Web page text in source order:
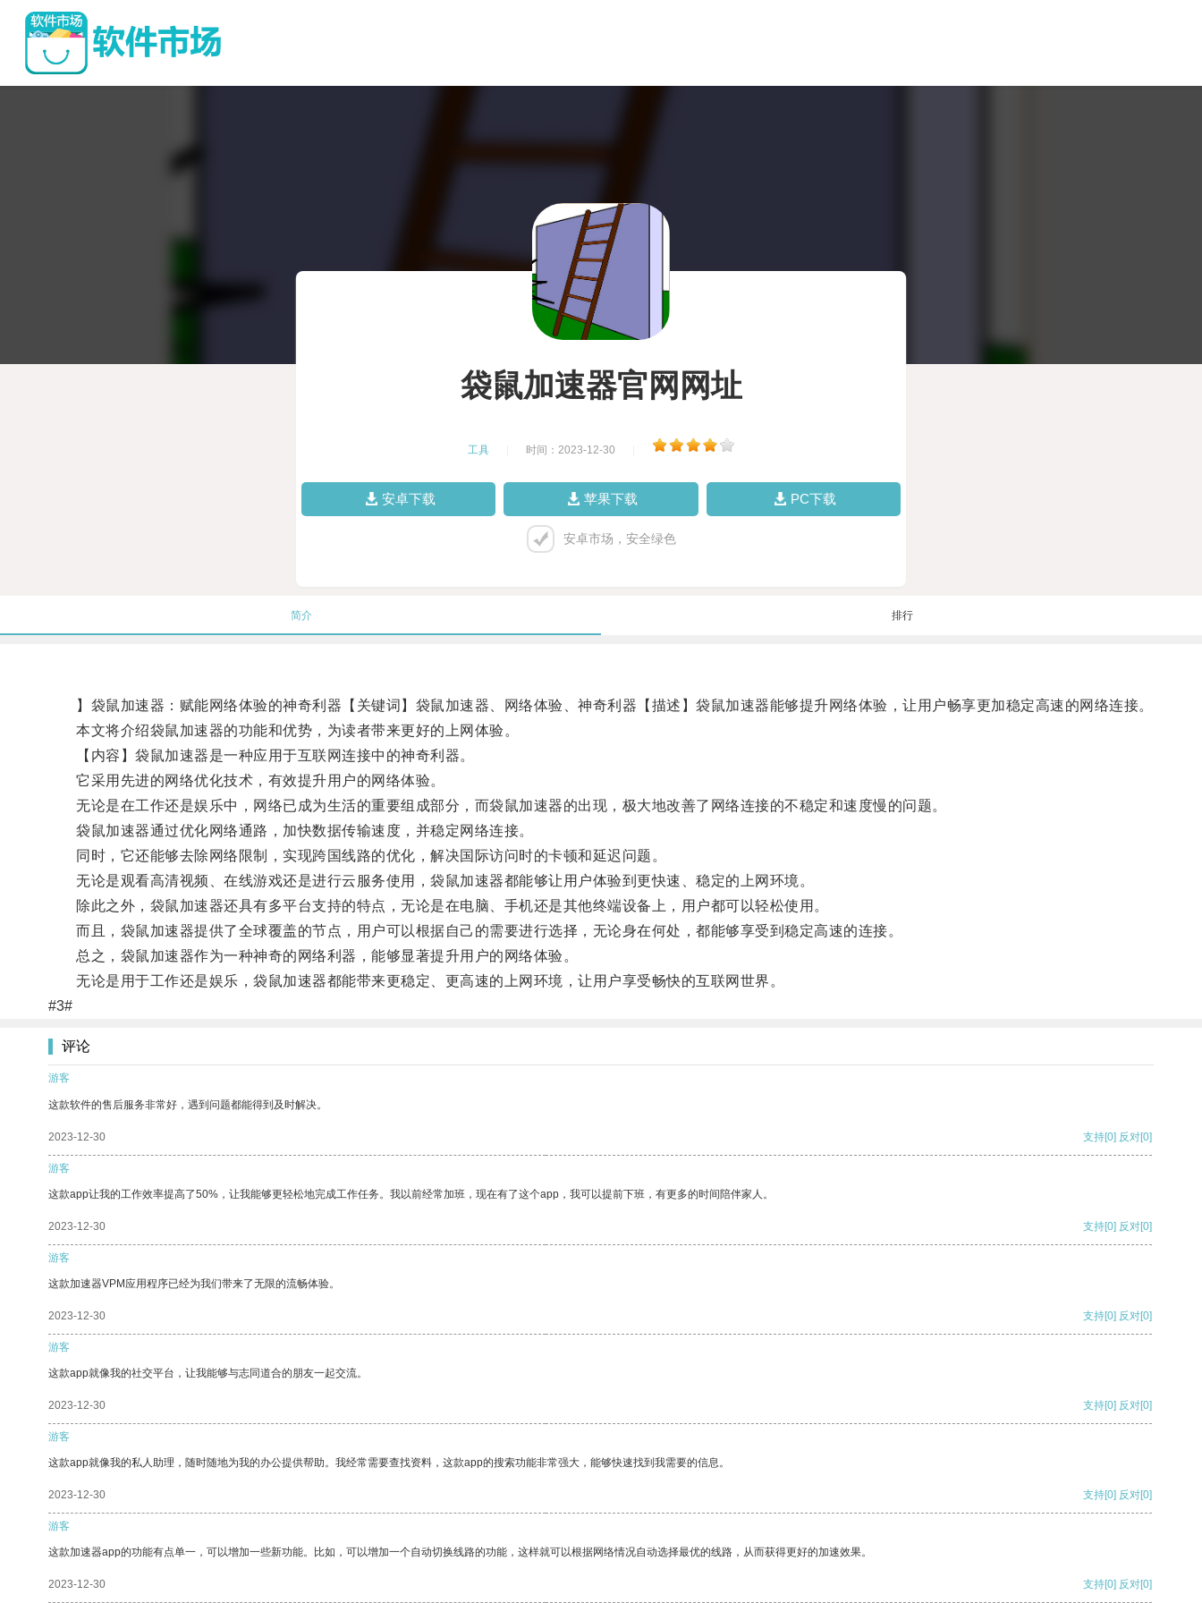
袋鼠加速器官网网址
工具 时间：2023-12-30
安卓下载 苹果下载 PC下载
安卓市场，安全绿色
简介 排行
】袋鼠加速器：赋能网络体验的神奇利器【关键词】袋鼠加速器、网络体验、神奇利器【描述】袋鼠加速器能够提升网络体验，让用户畅享更加稳定高速的网络连接。
本文将介绍袋鼠加速器的功能和优势，为读者带来更好的上网体验。
【内容】袋鼠加速器是一种应用于互联网连接中的神奇利器。
它采用先进的网络优化技术，有效提升用户的网络体验。
无论是在工作还是娱乐中，网络已成为生活的重要组成部分，而袋鼠加速器的出现，极大地改善了网络连接的不稳定和速度慢的问题。
袋鼠加速器通过优化网络通路，加快数据传输速度，并稳定网络连接。
同时，它还能够去除网络限制，实现跨国线路的优化，解决国际访问时的卡顿和延迟问题。
无论是观看高清视频、在线游戏还是进行云服务使用，袋鼠加速器都能够让用户体验到更快速、稳定的上网环境。
除此之外，袋鼠加速器还具有多平台支持的特点，无论是在电脑、手机还是其他终端设备上，用户都可以轻松使用。
而且，袋鼠加速器提供了全球覆盖的节点，用户可以根据自己的需要进行选择，无论身在何处，都能够享受到稳定高速的连接。
总之，袋鼠加速器作为一种神奇的网络利器，能够显著提升用户的网络体验。
无论是用于工作还是娱乐，袋鼠加速器都能带来更稳定、更高速的上网环境，让用户享受畅快的互联网世界。
#3#
评论
游客
这款软件的售后服务非常好，遇到问题都能得到及时解决。
2023-12-30 支持[0] 反对[0]
游客
这款app让我的工作效率提高了50%，让我能够更轻松地完成工作任务。我以前经常加班，现在有了这个app，我可以提前下班，有更多的时间陪伴家人。
2023-12-30 支持[0] 反对[0]
游客
这款加速器VPM应用程序已经为我们带来了无限的流畅体验。
2023-12-30 支持[0] 反对[0]
游客
这款app就像我的社交平台，让我能够与志同道合的朋友一起交流。
2023-12-30 支持[0] 反对[0]
游客
这款app就像我的私人助理，随时随地为我的办公提供帮助。我经常需要查找资料，这款app的搜索功能非常强大，能够快速找到我需要的信息。
2023-12-30 支持[0] 反对[0]
游客
这款加速器app的功能有点单一，可以增加一些新功能。比如，可以增加一个自动切换线路的功能，这样就可以根据网络情况自动选择最优的线路，从而获得更好的加速效果。
2023-12-30 支持[0] 反对[0]